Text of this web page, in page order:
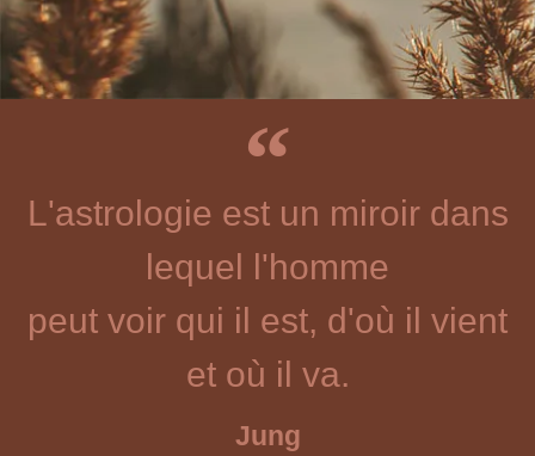
L'astrologie est un miroir dans
lequel l'homme
peut voir qui il est, d'où il vient
et où il va.
Jung